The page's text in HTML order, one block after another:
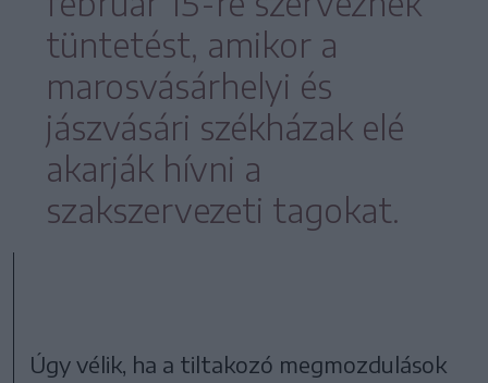
tüntetést, amikor a
marosvásárhelyi és
jászvásári székházak elé
akarják hívni a
szakszervezeti tagokat.
Úgy vélik, ha a tiltakozó megmozdulások